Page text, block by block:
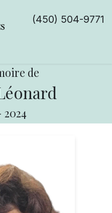
(450) 504-9771
de
2024